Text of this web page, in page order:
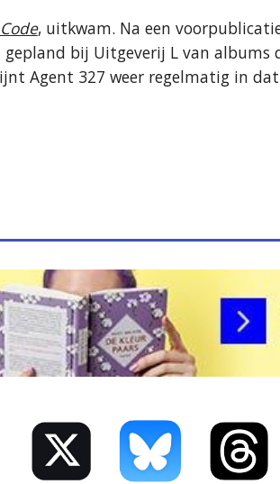
, uitkwam. Na een
bij Uitgeverij L van albums
Agent 327 weer regelmatig in